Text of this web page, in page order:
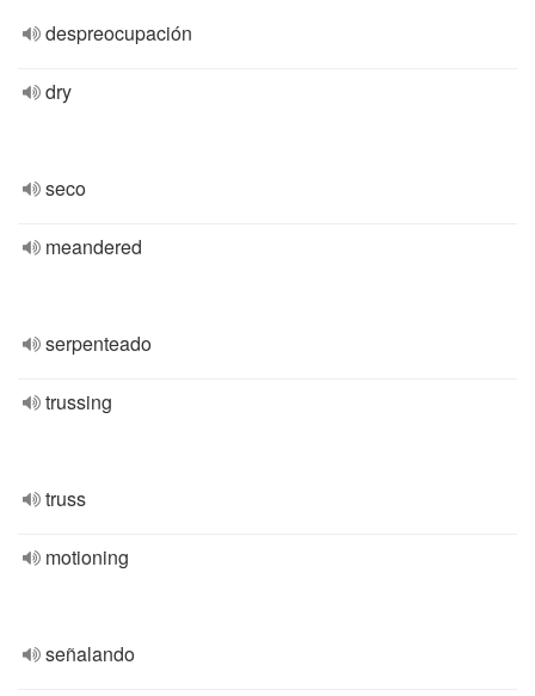
despreocupación
dry
seco
meandered
serpenteado
trussing
truss
motioning
señalando